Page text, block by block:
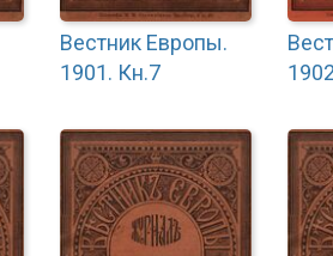
Вестник Европы.
1901. Кн.7